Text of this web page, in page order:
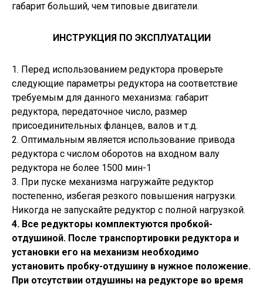
габарит больший, чем типовые двигатели.
ИНСТРУКЦИЯ ПО ЭКСПЛУАТАЦИИ
1. Перед использованием редуктора проверьте
следующие параметры редуктора на соответствие
требуемым для данного механизма: габарит
редуктора, передаточное число, размер
присоединительных фланцев, валов и т.д.
2. Оптимальным является использование привода
редуктора с числом оборотов на входном валу
редуктора не более 1500 мин-1
3. При пуске механизма нагружайте редуктор
постепенно, избегая резкого повышения нагрузки.
Никогда не запускайте редуктор с полной нагрузкой.
4. Все редукторы комплектуются пробкой-
отдушиной. После транспортировки редуктора и
установки его на механизм необходимо
установить пробку-отдушину в нужное положение.
При отсутствии отдушины на редукторе во время